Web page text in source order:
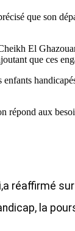
que son
El
que ces
aux
réaffirmé
la